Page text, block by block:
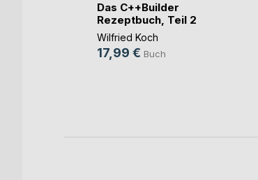
Das C++Builder
Rezeptbuch, Teil 2
Wilfried Koch
17,99 € Buch